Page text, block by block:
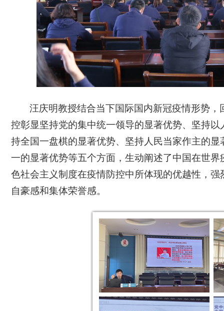
汪庆明教授结合当下国际国内新冠疫情形势，
控彰显坚持党的集中统一领导的显著优势、坚持
持全国一盘棋的显著优势、坚持人民当家作主的
一的显著优势等五个方面 ， 生动阐述了中国在世界
色社会主义制度在疫情防控中所体现的优越性，
自豪感和集体荣誉感。